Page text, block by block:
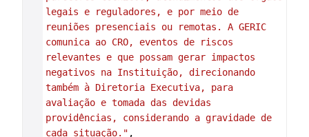
legais e reguladores, e por meio de
reuniões presenciais ou remotas. A GERIC
comunica ao CRO, eventos de riscos
relevantes e que possam gerar impactos
negativos na Instituição, direcionando
também à Diretoria Executiva, para
avaliação e tomada das devidas
providências, considerando a gravidade de
cada situação." ,